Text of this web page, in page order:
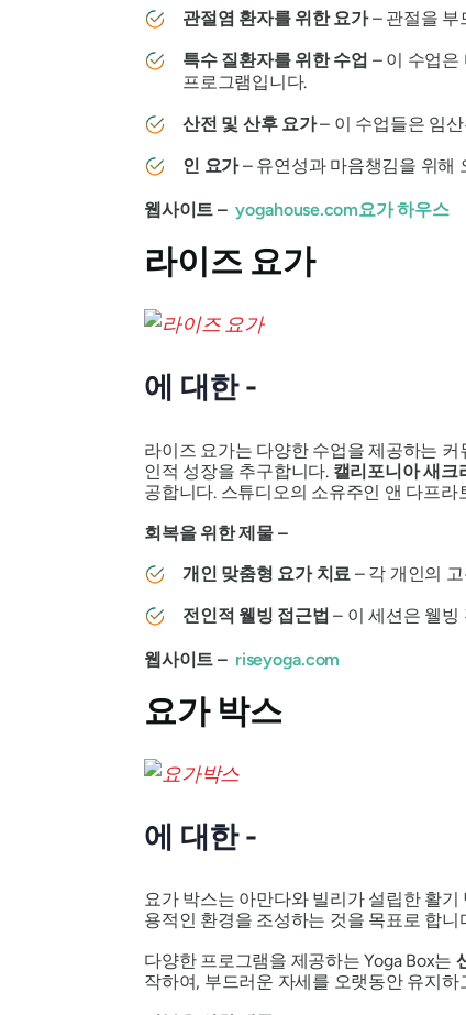
관절염 환자를 위한 요가– 관절을 부
특수 질환자를 위한 수업 – 이 수업은
프로그램입니다.
산전 및 산후 요가– 이 수업들은 임
인 요가– 유연성과 마음챙김을 위해
웹사이트 –yogahouse.com요가 하우스
라이즈 요가
에 대한 -
라이즈 요가는 다양한 수업을 제공하는
인적 성장을 추구합니다. 캘리포니아 새크
공합니다. 스튜디오의 소유주인 앤 다프
회복을 위한 제물 –
개인 맞춤형 요가 치료 – 각 개인의
전인적 웰빙 접근법 – 이 세션은 웰빙
웹사이트 – riseyoga.com
요가 박스
에 대한 -
요가 박스는 아만다와 빌리가 설립한 활
용적인 환경을 조성하는 것을 목표로 합니
다양한 프로그램을 제공하는 Yoga Box는
작하여, 부드러운 자세를 오랫동안 유지